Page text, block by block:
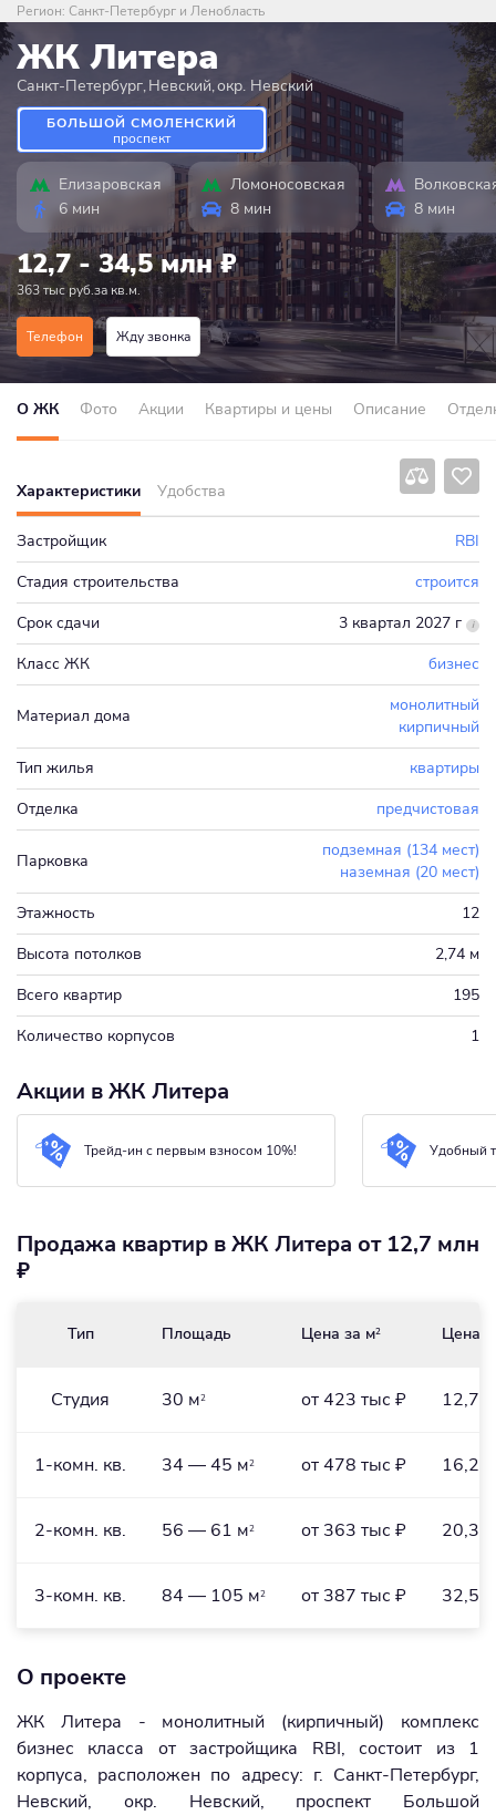
Регион: Санкт-Петербург и Ленобласть
ЖК Литера
Санкт-Петербург,Невский,окр. Невский
БОЛЬШОЙ СМОЛЕНСКИЙ
проспект
Елизаровская
6 мин
Ломоносовская
8 мин
8 мин
12,7 - 34,5 млн₽
363 тыс руб.за кв.м.
Телефон Жду звонка
О ЖК Фото Акции Квартиры и цены Описание
Характеристики Удобства
Застройщик
RBI
Стадия строительства
строится
Срок сдачи
3 квартал 2027 г
Класс ЖК
бизнес
Материал дома
монолитный
кирпичный
Тип жилья
квартиры
Отделка
предчистовая
Парковка
подземная (134 мест)
наземная (20 мест)
Этажность
12
Высота потолков
2,74 м
Всего квартир
195
Количество корпусов
1
Акции в ЖК Литера
Трейд-ин с первым взносом 10%! Удобный
Продажа квартир в ЖК Литера от 12,7 млн
₽
Тип Площадь Цена за м2 Цена
Студия 30 м2 от 423 тыс ₽ 12,7
1-комн. кв. 34 — 45 м2 от 478 тыс ₽ 16,2
2-комн. кв. 56 — 61 м2 от 363 тыс ₽ 20,3
3-комн. кв. 84 — 105 м2 от 387 тыс ₽ 32,5
О проекте
ЖК Литера - монолитный (кирпичный) комплекс
бизнес класса от застройщика RBI, состоит из 1
корпуса, расположен по адресу: г. Санкт-Петербург,
Невский, окр. Невский, проспект Большой